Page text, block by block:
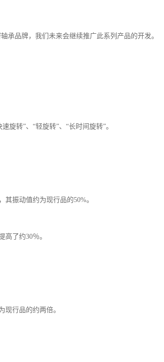
承品牌，我们未来会继续推广此系列产品的开发。
旋转”、“轻旋转”、“长时间旋转”。
振动值约为现行品的50%。
了约30％。
现行品的约两倍。